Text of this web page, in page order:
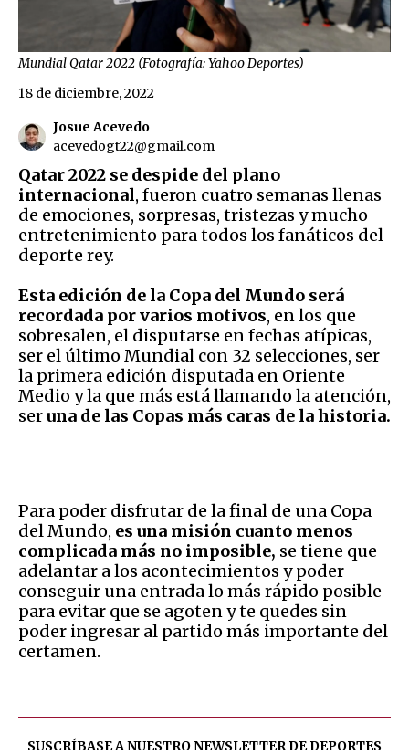
Mundial Qatar 2022 (Fotografía: Yahoo Deportes)
Josue Acevedo
acevedogt22@gmail.com
18 de diciembre, 2022
Qatar 2022 se despide del plano
internacional, fueron cuatro semanas llenas
de emociones, sorpresas, tristezas y mucho
entretenimiento para todos los fanáticos del
deporte rey.
Esta edición de la Copa del Mundo será
recordada por varios motivos, en los que
sobresalen, el disputarse en fechas atípicas,
ser el último Mundial con 32 selecciones, ser
la primera edición disputada en Oriente
Medio y la que más está llamando la atención,
seruna de las Copas más caras de la historia.
Para poder disfrutar de la final de una Copa
del Mundo, es una misión cuanto menos
complicada más no imposible, se tiene que
adelantar a los acontecimientos y poder
conseguir una entrada lo más rápido posible
para evitar que se agoten y te quedes sin
poder ingresar al partido más importante del
certamen.
SUSCRÍBASE A NUESTRO NEWSLETTER DEDEPORTES